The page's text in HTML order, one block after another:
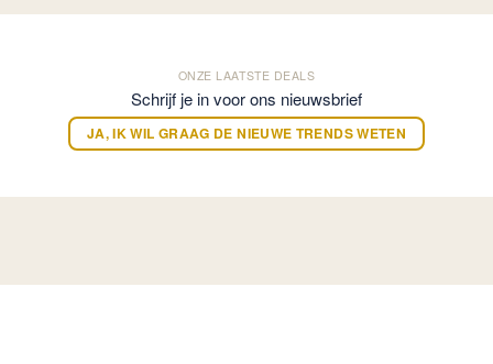
ONZE LAATSTE DEALS
Schrijf je in voor ons nieuwsbrief
JA, IK WIL GRAAG DE NIEUWE TRENDS WETEN